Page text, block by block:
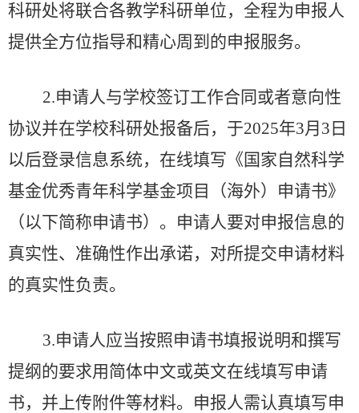
科研处将联合各教学科研单位，全程为申报人
提供全方位指导和精心周到的申报服务。
2.申请人与学校签订工作合同或者意向性
协议并在学校科研处报备后，于2025年3月3日
以后登录信息系统，在线填写《国家自然科学
基金优秀青年科学基金项目（海外）申请书》
（以下简称申请书）。申请人要对申报信息的
真实性、准确性作出承诺，对所提交申请材料
的真实性负责。
3.申请人应当按照申请书填报说明和撰写
提纲的要求用简体中文或英文在线填写申请
书，并上传附件等材料。申报人需认真填写申